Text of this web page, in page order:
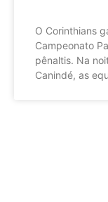
O Corinthians
Campeonato
pênaltis. Na
Canindé, as